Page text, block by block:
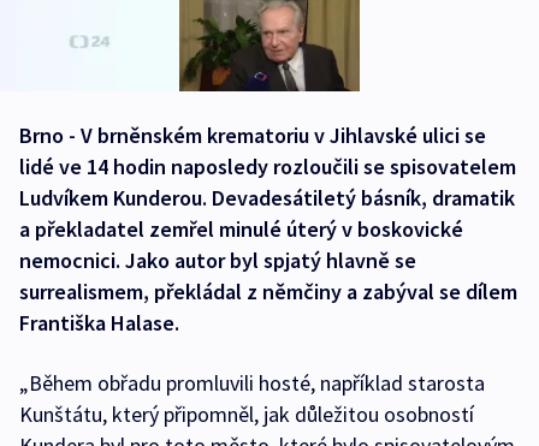
Brno - V brněnském krematoriu v Jihlavské ulici se
lidé ve 14 hodin naposledy rozloučili se spisovatelem
Ludvíkem Kunderou. Devadesátiletý básník, dramatik
a překladatel zemřel minulé úterý v boskovické
nemocnici. Jako autor byl spjatý hlavně se
surrealismem, překládal z němčiny a zabýval se dílem
Františka Halase.
„Během obřadu promluvili hosté, například starosta
Kunštátu, který připomněl, jak důležitou osobností